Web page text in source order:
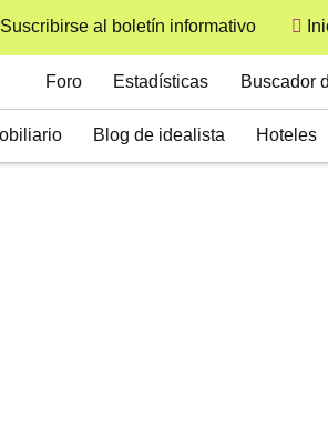
Suscribirse al boletín informativo
User
Blog de idealista Hoteles
Foro Estadísticas Buscador